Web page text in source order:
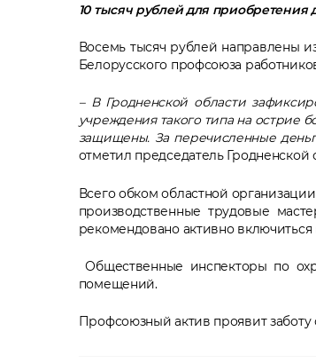
10 тысяч рублей для приобретения
Восемь тысяч рублей направлены
Белорусского профсоюза
– В Гродненской области
учреждения такого типа на острие
защищены. За перечисленные
отметил председатель
Всего обком областной
производственные трудовые
рекомендовано активно
Общественные инспекторы по
помещений.
Профсоюзный актив проявит